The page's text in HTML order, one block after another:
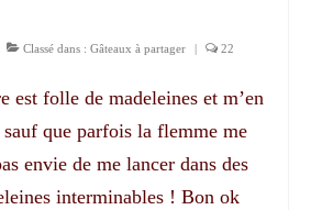
Classé dans : Gâteaux à partager | 22
est folle de madeleines et m’en
que parfois la flemme me
envie de me lancer dans des
interminables ! Bon ok